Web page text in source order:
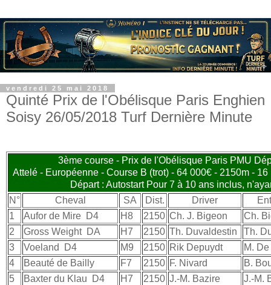
vendredi 25 mai 2018
Quinté Prix de l'Obélisque Paris Enghien
Soisy 26/05/2018 Turf Dernière Minute
3ème course - Prix de l'Obélisque Paris PMU
Attelé - Européenne - Course B (trot) - 64 000€ - 2150m -
Départ : Autostart Pour 7 à 10 ans inclus,
N°
Cheval SA Dist. Driver
1
Aufor de Mire D4 H8 2150 Ch. J. Bigeon
Ch.
2
Gross WeightDA H7 2150 Th. Duvaldestin
Th.
3
Voeland D4 M9 2150 Rik Depuydt
M.
4
Beauté de Bailly F7 2150 F. Nivard
B.
5
Baxter du Klau D4 H7 2150 J.-M. Bazire
J.-M.